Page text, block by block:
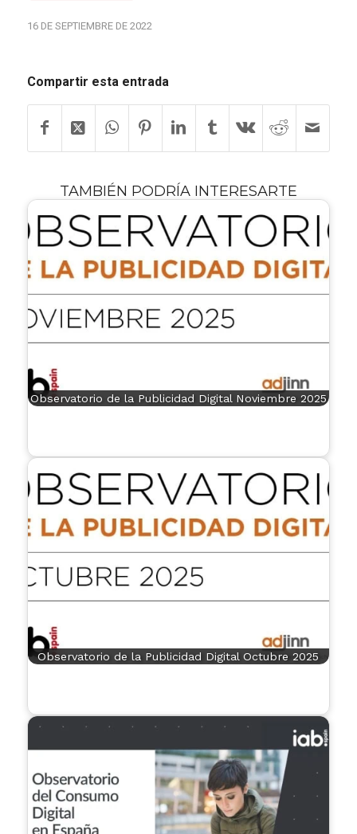
16 DE SEPTIEMBRE DE 2022
Compartir esta entrada
TAMBIÉN PODRÍA INTERESARTE
Observatorio de la Publicidad Digital Noviembre 2025
Observatorio de la Publicidad Digital Octubre 2025